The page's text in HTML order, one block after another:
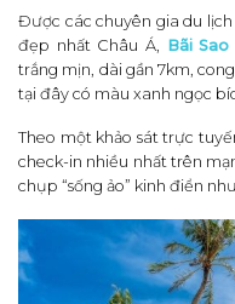
Được các chuyên gia du
đẹp nhất Châu Á, Bãi
trắng mịn, dài gần 7km,
tại đây có màu xanh ngọc
Theo một khảo sát trực
check-in nhiều nhất trên
chụp “sống ảo” kinh điển